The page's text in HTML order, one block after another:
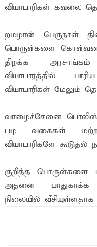
வியாபாரிகள் கவலை
றமழான் பெருநாள்
பொருள்களை
திறக்க அரசாங்கம்
வியாபாரத்தில்
வியாபாரிகள் மேலும்
வாழைச்சேனை பொலிஸ்
பழ வகைகள்
வியாபாரிகளே
குறித்த பொருள்களை
அதனை பாதுகாக்க
நிலையில் வீசியுள்ளதாக